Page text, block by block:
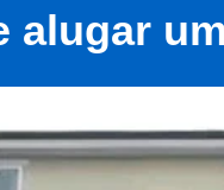
alugar